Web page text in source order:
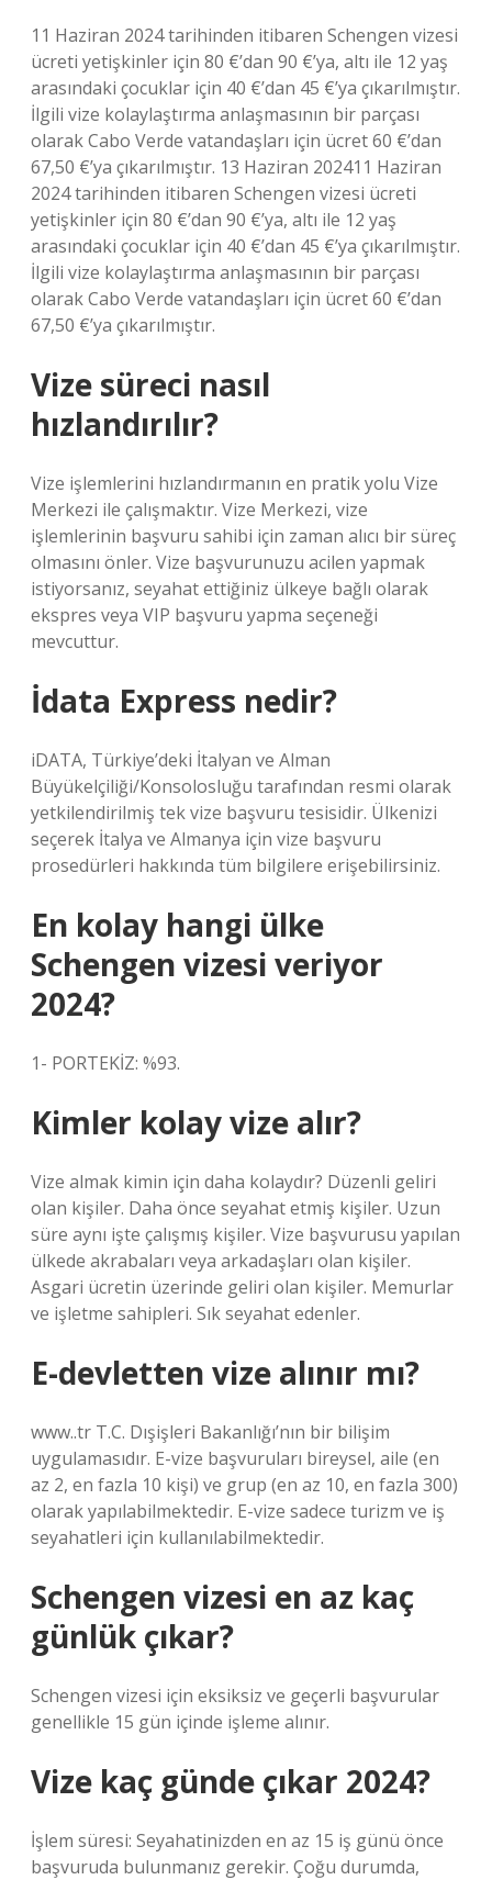
11 Haziran 2024 tarihinden itibaren Schengen vizesi
ücreti yetişkinler için 80 €’dan 90 €’ya, altı ile 12 yaş
arasındaki çocuklar için 40 €’dan 45 €’ya çıkarılmıştır.
İlgili vize kolaylaştırma anlaşmasının bir parçası
olarak Cabo Verde vatandaşları için ücret 60 €’dan
67,50 €’ya çıkarılmıştır. 13 Haziran 202411 Haziran
2024 tarihinden itibaren Schengen vizesi ücreti
yetişkinler için 80 €’dan 90 €’ya, altı ile 12 yaş
arasındaki çocuklar için 40 €’dan 45 €’ya çıkarılmıştır.
İlgili vize kolaylaştırma anlaşmasının bir parçası
olarak Cabo Verde vatandaşları için ücret 60 €’dan
67,50 €’ya çıkarılmıştır.
Vize süreci nasıl
hızlandırılır?
Vize işlemlerini hızlandırmanın en pratik yolu Vize
Merkezi ile çalışmaktır. Vize Merkezi, vize
işlemlerinin başvuru sahibi için zaman alıcı bir süreç
olmasını önler. Vize başvurunuzu acilen yapmak
istiyorsanız, seyahat ettiğiniz ülkeye bağlı olarak
ekspres veya VIP başvuru yapma seçeneği
mevcuttur.
İdata Express nedir?
iDATA, Türkiye’deki İtalyan ve Alman
Büyükelçiliği/Konsolosluğu tarafından resmi olarak
yetkilendirilmiş tek vize başvuru tesisidir. Ülkenizi
seçerek İtalya ve Almanya için vize başvuru
prosedürleri hakkında tüm bilgilere erişebilirsiniz.
En kolay hangi ülke
Schengen vizesi veriyor
2024?
1- PORTEKİZ: %93.
Kimler kolay vize alır?
Vize almak kimin için daha kolaydır? Düzenli geliri
olan kişiler. Daha önce seyahat etmiş kişiler. Uzun
süre aynı işte çalışmış kişiler. Vize başvurusu yapılan
ülkede akrabaları veya arkadaşları olan kişiler.
Asgari ücretin üzerinde geliri olan kişiler. Memurlar
ve işletme sahipleri. Sık seyahat edenler.
E-devletten vize alınır mı?
www..tr T.C. Dışişleri Bakanlığı’nın bir bilişim
uygulamasıdır. E-vize başvuruları bireysel, aile (en
az 2, en fazla 10 kişi) ve grup (en az 10, en fazla 300)
olarak yapılabilmektedir. E-vize sadece turizm ve iş
seyahatleri için kullanılabilmektedir.
Schengen vizesi en az kaç
günlük çıkar?
Schengen vizesi için eksiksiz ve geçerli başvurular
genellikle 15 gün içinde işleme alınır.
Vize kaç günde çıkar 2024?
İşlem süresi: Seyahatinizden en az 15 iş günü önce
başvuruda bulunmanız gerekir. Çoğu durumda,